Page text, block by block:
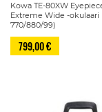
Kowa TE-80XW
Extreme Wide -okulaari
770/880/99)
799,00 €